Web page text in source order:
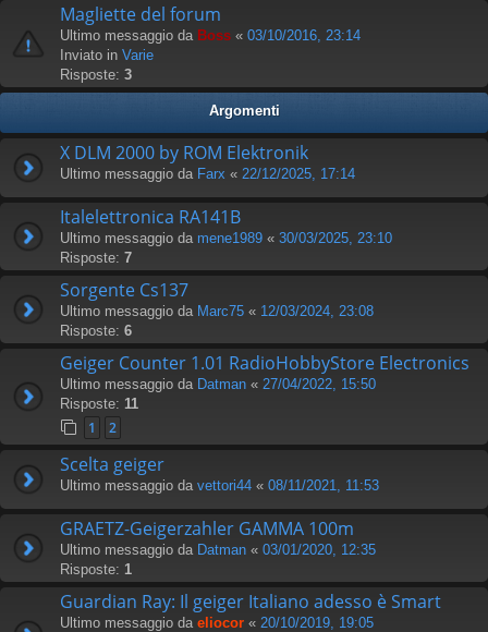
Magliette del forum
Ultimo messaggio da Boss « 03/10/2016, 23:14
Inviato in Varie
Risposte: 3
Argomenti
X DLM 2000 by ROM Elektronik
Ultimo messaggio da Farx « 22/12/2025, 17:14
Italelettronica RA141B
Ultimo messaggio da mene1989 « 30/03/2025, 23:10
Risposte: 7
Sorgente Cs137
Ultimo messaggio da Marc75 « 12/03/2024, 23:08
Risposte: 6
Geiger Counter 1.01 RadioHobbyStore Electronics
Ultimo messaggio da Datman « 27/04/2022, 15:50
Risposte: 11
1 2
Scelta geiger
Ultimo messaggio da vettori44 « 08/11/2021, 11:53
GRAETZ-Geigerzahler GAMMA 100m
Ultimo messaggio da Datman « 03/01/2020, 12:35
Risposte: 1
Guardian Ray: Il geiger Italiano adesso è Smart
Ultimo messaggio da eliocor « 20/10/2019, 19:05